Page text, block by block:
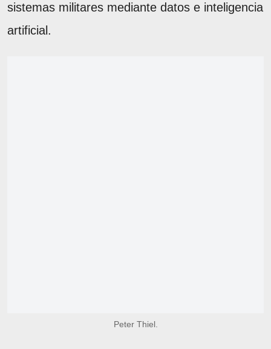
sistemas militares mediante datos e inteligencia
artificial.
Peter Thiel.